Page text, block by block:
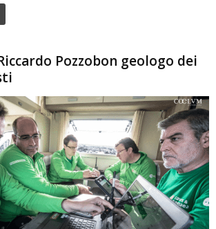
Pozzobon geologo dei